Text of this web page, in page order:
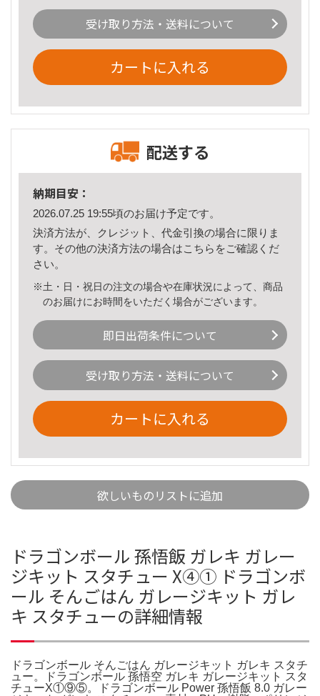
受け取り方法・送料について
カートに入れる
配送する
納期目安：
2026.07.25 19:55頃のお届け予定です。
決済方法が、クレジット、代金引換の場合に限りま
す。その他の決済方法の場合はこちら をご確認くだ
さい。
※土・日・祝日の注文の場合や在庫状況によって、商品
のお届けにお時間をいただく場合がございます。
即日出荷条件について
受け取り方法・送料について
カートに入れる
欲しいものリストに追加
ドラゴンボール 孫悟飯 ガレキ ガレー
ジキット スタチュー X④① ドラゴンボ
ール そんごはん ガレージキット ガレ
キ スタチューの詳細情報
ドラゴンボール そんごはん ガレージキット ガレキ スタチ
ュー。ドラゴンボール 孫悟空 ガレキ ガレージキット スタ
チューX①⑨⑤。ドラゴンボール Power 孫悟飯 8.0 ガレー